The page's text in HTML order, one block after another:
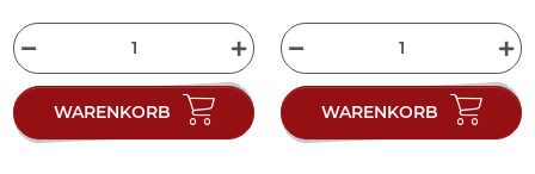
WARENKORB WARENKORB